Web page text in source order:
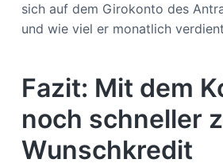
sich auf dem Girokonto des
und wie viel er monatlich
Fazit: Mit dem
noch schneller
Wunschkredit